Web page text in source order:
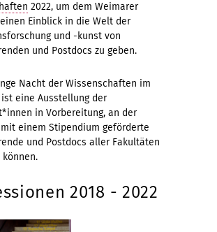
2022, um dem Weimarer
Einblick in die Welt der
und -kunst von
und Postdocs zu geben.
Nacht der Wissenschaften im
ist eine Ausstellung der
in Vorbereitung, an der
einem Stipendium geförderte
und Postdocs aller Fakultäten
2018 - 2022